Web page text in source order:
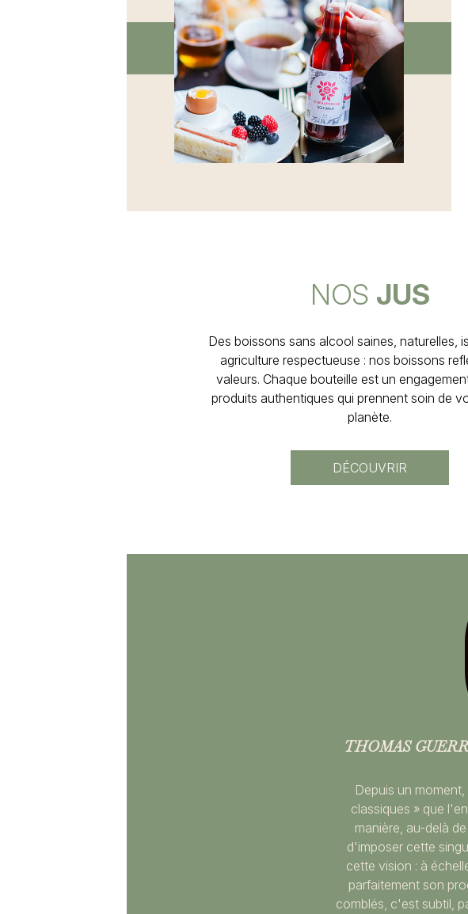
NOS JUS
Des boissons sans alcool saines, naturelles,
agriculture respectueuse : nos boissons
valeurs. Chaque bouteille est un
produits authentiques qui prennent soin de
planète.
DÉCOUVRIR
THOMAS
Depuis un
classiques » que
manière, au-delà
d'imposer cette
cette vision : à
parfaitement son
comblés, c'est subtil,